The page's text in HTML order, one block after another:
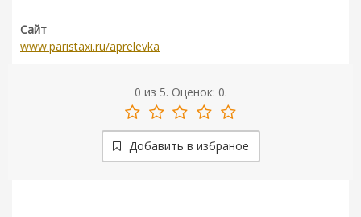
Сайт
www.paristaxi.ru/aprelevka
0 из 5. Оценок: 0.
Добавить в избраное